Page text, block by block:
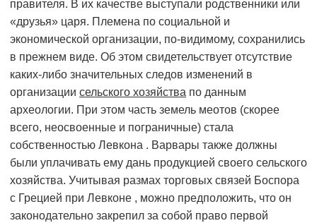
правителя. В их качестве выступали родственники или
«друзья» царя. Племена по социальной и
экономической организации, по-видимому, сохранились
в прежнем виде. Об этом свидетельствует отсутствие
каких-либо значительных следов изменений в
организации сельского хозяйства по данным
археологии. При этом часть земель меотов (скорее
всего, неосвоенные и пограничные) стала
собственностью Левкона . Варвары также должны
были уплачивать ему дань продукцией своего сельского
хозяйства. Учитывая размах торговых связей Боспора
с Грецией при Левконе , можно предположить, что он
законодательно закрепил за собой право первой